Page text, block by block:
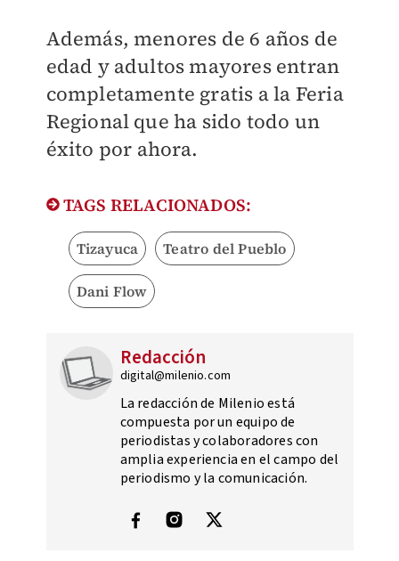
Además, menores de 6 años de
edad y adultos mayores entran
completamente gratis a la Feria
Regional que ha sido todo un
éxito por ahora.
TAGS RELACIONADOS:
Tizayuca Teatro del Pueblo
Dani Flow
Redacción
digital@milenio.com
La redacción de Milenio está
compuesta por un equipo de
periodistas y colaboradores con
amplia experiencia en el campo del
periodismo y la comunicación.